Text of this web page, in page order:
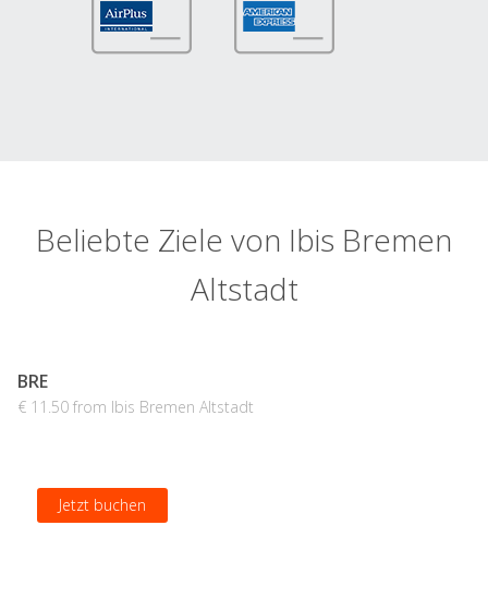
Beliebte Ziele von Ibis Bremen
Altstadt
BRE
€ 11.50 from Ibis Bremen Altstadt
Jetzt buchen